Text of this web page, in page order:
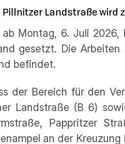
Landstraße wird
Montag, 6. Juli
gesetzt. Die
befindet.
der Bereich für den
Landstraße (B 6)
Pappritzer
an der